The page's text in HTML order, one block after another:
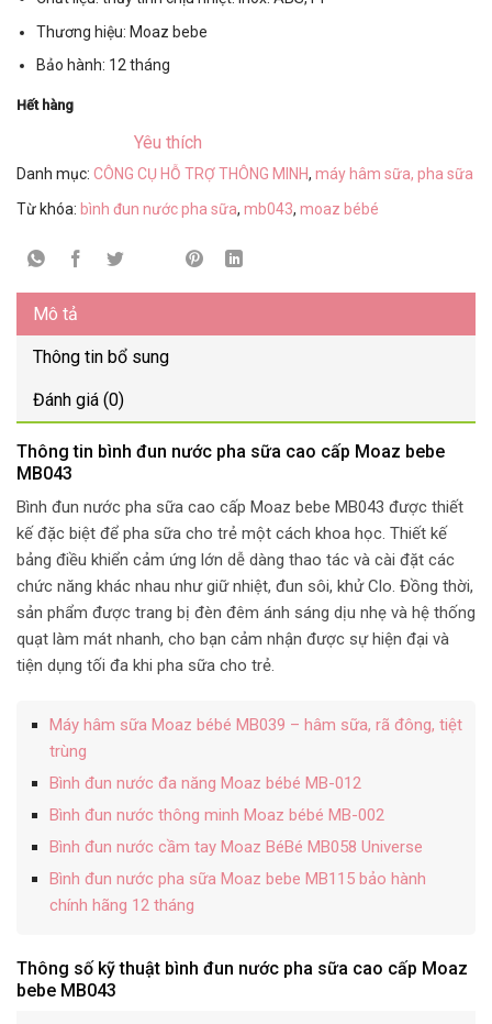
Thương hiệu: Moaz bebe
Bảo hành: 12 tháng
Hết hàng
Yêu thích
Danh mục: CÔNG CỤ HỖ TRỢ THÔNG MINH, máy hâm sữa, pha sữa
Từ khóa: bình đun nước pha sữa, mb043, moaz bébé
Mô tả
Thông tin bổ sung
Đánh giá (0)
Thông tin bình đun nước pha sữa cao cấp Moaz bebe
MB043
Bình đun nước pha sữa cao cấp Moaz bebe MB043 được thiết
kế đặc biệt để pha sữa cho trẻ một cách khoa học. Thiết kế
bảng điều khiển cảm ứng lớn dễ dàng thao tác và cài đặt các
chức năng khác nhau như giữ nhiệt, đun sôi, khử Clo. Đồng thời,
sản phẩm được trang bị đèn đêm ánh sáng dịu nhẹ và hệ thống
quạt làm mát nhanh, cho bạn cảm nhận được sự hiện đại và
tiện dụng tối đa khi pha sữa cho trẻ.
Máy hâm sữa Moaz bébé MB039 – hâm sữa, rã đông, tiệt
trùng
Bình đun nước đa năng Moaz bébé MB-012
Bình đun nước thông minh Moaz bébé MB-002
Bình đun nước cầm tay Moaz BéBé MB058 Universe
Bình đun nước pha sữa Moaz bebe MB115 bảo hành
chính hãng 12 tháng
Thông số kỹ thuật bình đun nước pha sữa cao cấp Moaz
bebe MB043